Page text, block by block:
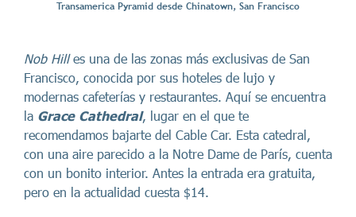
Transamerica Pyramid desde Chinatown, San Francisco
Nob Hilles una de las zonas más exclusivas de San
Francisco, conocida por sus hoteles de lujo y
modernas cafeterías y restaurantes. Aquí se encuentra
la Grace Cathedral, lugar en el que te
recomendamos bajarte del Cable Car. Esta catedral,
con una aire parecido a la Notre Dame de París, cuenta
con un bonito interior. Antes la entrada era gratuita,
pero en la actualidad cuesta $14.